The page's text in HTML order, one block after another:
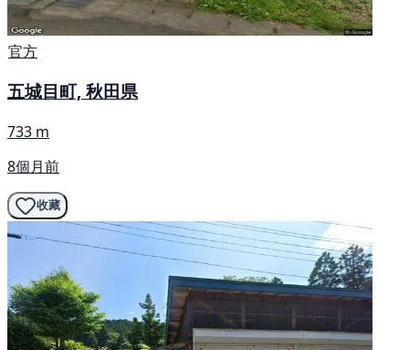
官方
五城目町, 秋田県
733 m
8個月前
收藏